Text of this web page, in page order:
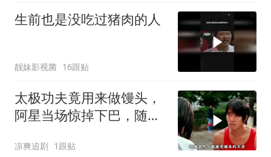
生前也是没吃过猪肉的人
靓妹影视菌 16跟贴
太极功夫竟用来做馒头，
阿星当场惊掉下巴，随后
凉爽追剧 1跟贴